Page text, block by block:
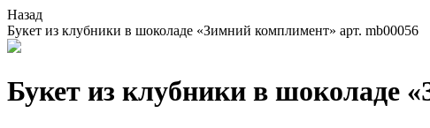
Назад
Букет из клубники в шоколаде «Зимний комплимент» арт. mb00056
Букет из клубники в шоколаде